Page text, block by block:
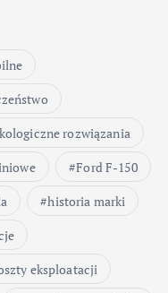
rozwiązania
Ford F-150
historia marki
eksploatacji